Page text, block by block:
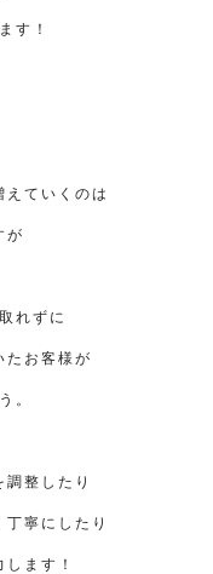
す！
えていくのは
が
れずに
たお客様が
。
整したり
寧にしたり
ます！